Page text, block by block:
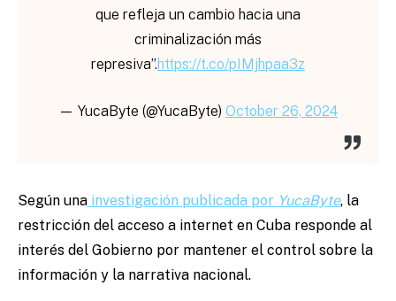
que refleja un cambio hacia una
criminalización más
represiva”.https://t.co/pIMjhpaa3z
— YucaByte (@YucaByte) October 26, 2024
Según una investigación publicada por YucaByte, la
restricción del acceso a internet en Cuba responde al
interés del Gobierno por mantener el control sobre la
información y la narrativa nacional.